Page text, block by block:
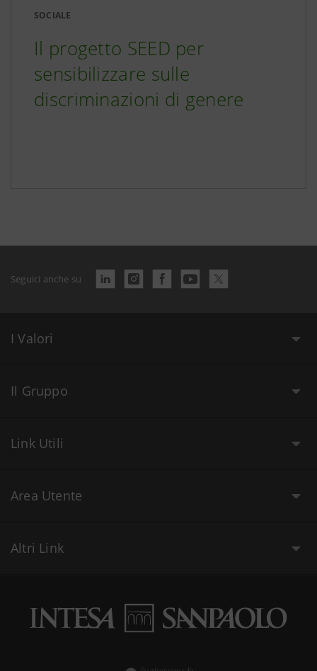
SOCIALE
Il progetto SEED per
sensibilizzare sulle
discriminazioni di genere
Seguici anche su
I Valori
Il Gruppo
Link Utili
Area Utente
Altri Link